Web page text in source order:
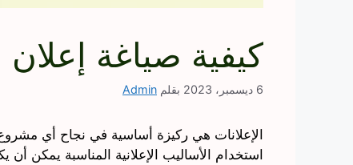
كيفية صياغة
6 ديسمبر، 2023 بقلم Admin
الإعلانات هي ركيزة أساسية في نجاح أي
استخدام الأساليب الإعلانية المناسبة يمكن